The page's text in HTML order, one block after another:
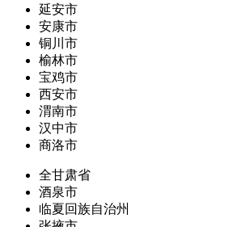
延安市
安康市
铜川市
榆林市
宝鸡市
西安市
渭南市
汉中市
商洛市
全甘肃省
酒泉市
临夏回族自治州